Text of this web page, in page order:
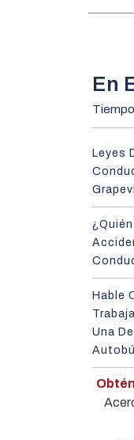
m
En
Leyes
Hable
Una